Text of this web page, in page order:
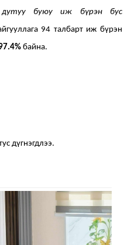
дутуу буюу иж бүрэн бус
94 талбарт иж бүрэн
.4% байна.
дүгнэгдлээ.